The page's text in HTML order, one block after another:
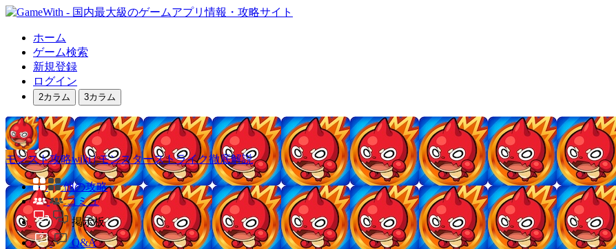
ホーム
ゲーム検索
新規登録
ログイン
2カラム 3カラム
モンスト攻略wiki | モンスターストライク徹底解説
他の攻略
コミュ
掲示板
Q&A